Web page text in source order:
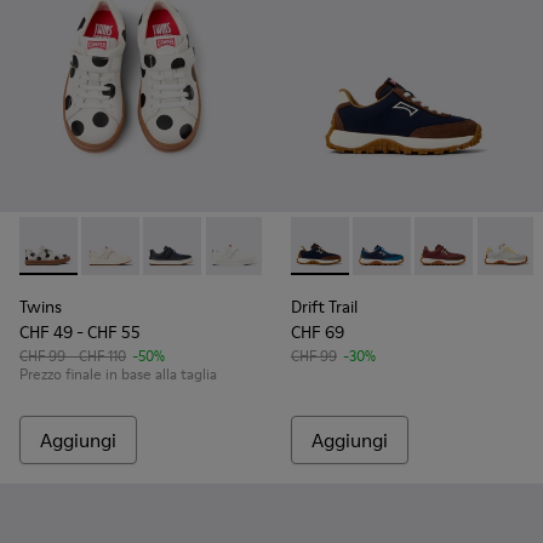
Twins - K800247-031 - Sneakers bianche in pelle per
Twins - K800247-030
Twins - K800247-028
Twins - K800247-024
Twins
CHF 49 - CHF 55
CHF 99 - CHF 110 -50%
Prezzo finale in base alla taglia
Aggiungi
Drift Trail - K800548-028 -
Drift Trail -Drift Trail -
Drift
Drift Trail
CHF 69
CHF 99 -30%
Aggiungi